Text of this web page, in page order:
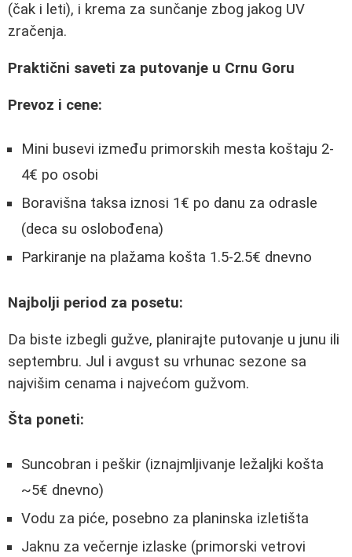
(čak i leti), i krema za sunčanje zbog jakog UV
zračenja.
Praktični saveti za putovanje u Crnu Goru
Prevoz i cene:
Mini busevi između primorskih mesta koštaju 2-
4€ po osobi
Boravišna taksa iznosi 1€ po danu za odrasle
(deca su oslobođena)
Parkiranje na plažama košta 1.5-2.5€ dnevno
Najbolji period za posetu:
Da biste izbegli gužve, planirajte putovanje u junu ili
septembru. Jul i avgust su vrhunac sezone sa
najvišim cenama i najvećom gužvom.
Šta poneti:
Suncobran i peškir (iznajmljivanje ležaljki košta
~5€ dnevno)
Vodu za piće, posebno za planinska izletišta
Jaknu za večernje izlaske (primorski vetrovi